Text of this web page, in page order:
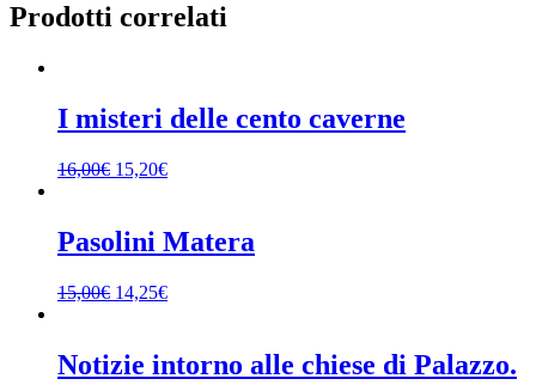
Prodotti correlati
I misteri delle cento caverne
16,00€ 15,20€
Pasolini Matera
15,00€ 14,25€
Notizie intorno alle chiese di Palazzo.